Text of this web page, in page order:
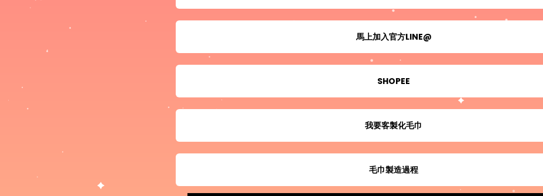
馬上加入官方LINE@
SHOPEE
我要客製化毛巾
毛巾製造過程